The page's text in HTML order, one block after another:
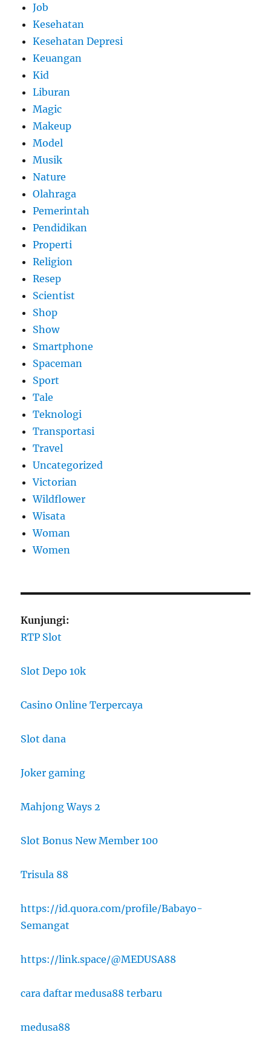
Job
Kesehatan
Kesehatan Depresi
Keuangan
Kid
Liburan
Magic
Makeup
Model
Musik
Nature
Olahraga
Pemerintah
Pendidikan
Properti
Religion
Resep
Scientist
Shop
Show
Smartphone
Spaceman
Sport
Tale
Teknologi
Transportasi
Travel
Uncategorized
Victorian
Wildflower
Wisata
Woman
Women
Kunjungi:
RTP Slot
Slot Depo 10k
Casino Online Terpercaya
Slot dana
Joker gaming
Mahjong Ways 2
Slot Bonus New Member 100
Trisula 88
https://id.quora.com/profile/Babayo-
Semangat
https://link.space/@MEDUSA88
cara daftar medusa88 terbaru
medusa88